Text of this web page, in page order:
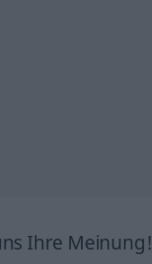
Ihre Meinung!